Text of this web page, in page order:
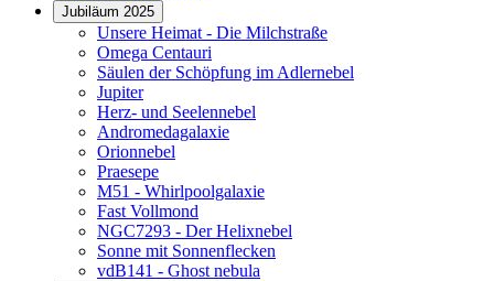
Jubiläum 2025
Unsere Heimat - Die Milchstraße
Omega Centauri
Säulen der Schöpfung im Adlernebel
Jupiter
Herz- und Seelennebel
Andromedagalaxie
Orionnebel
Praesepe
M51 - Whirlpoolgalaxie
Fast Vollmond
NGC7293 - Der Helixnebel
Sonne mit Sonnenflecken
vdB141 - Ghost nebula